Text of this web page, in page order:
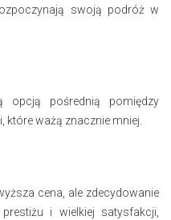
swoją podróż w
pośrednią pomiędzy
ważą znacznie mniej.
cena, ale zdecydowanie
i wielkiej satysfakcji,